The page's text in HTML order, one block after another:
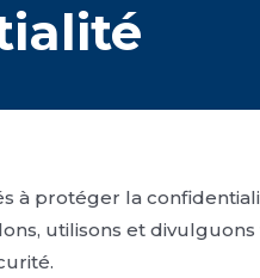
à protéger la
utilisons et